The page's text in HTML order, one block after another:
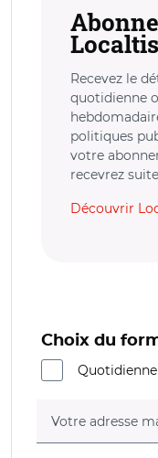
Recevez le
quotidienne
politiques
votre
recevrez
Découvrir
Choix du
Quotidienne
Votre adresse